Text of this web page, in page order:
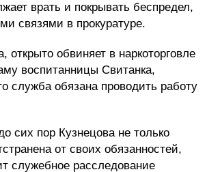
врать и покрывать беспредел,
связями в прокуратуре.
открыто обвиняет в наркоторговле
воспитанницы Свитанка,
служба обязана проводить работу
сих пор Кузнецова не только
от своих обязанностей,
служебное расследование